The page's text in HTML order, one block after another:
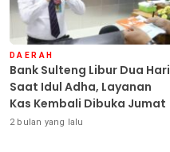
DAERAH
Bank Sulteng Libur Dua Hari
Saat Idul Adha, Layanan
Kas Kembali Dibuka Jumat
2 bulan yang lalu